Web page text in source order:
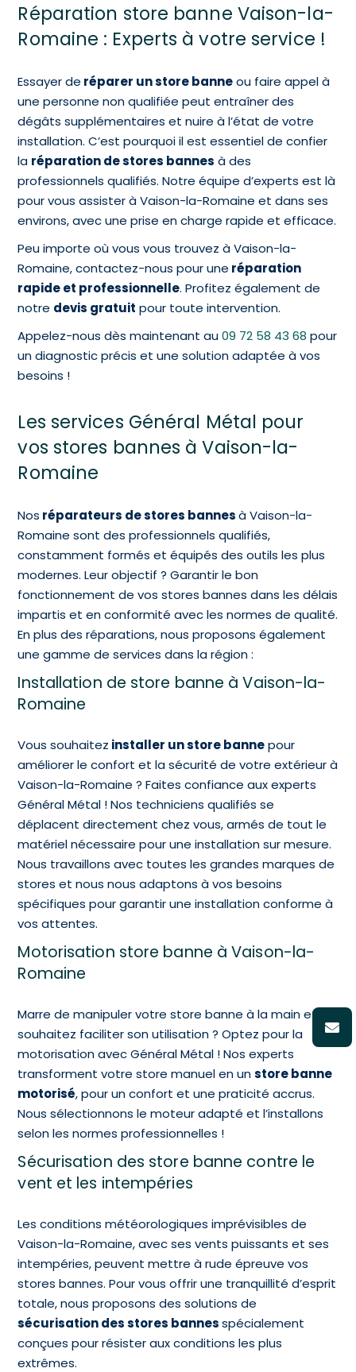
Réparation store banne Vaison-la-
Romaine : Experts à votre service !
Essayer de réparer un store banneou faire appel à
une personne non qualifiée peut entraîner des
dégâts supplémentaires et nuire à l’état de votre
installation. C’est pourquoi il est essentiel de confier
la réparation de stores bannes à des
professionnels qualifiés. Notre équipe d’experts est là
pour vous assister à Vaison-la-Romaine et dans ses
environs, avec une prise en charge rapide et efficace.
Peu importe où vous vous trouvez à Vaison-la-
Romaine, contactez-nous pour une réparation
rapide et professionnelle. Profitez également de
notre devis gratuit pour toute intervention.
Appelez-nous dès maintenant au09 72 58 43 68 pour
un diagnostic précis et une solution adaptée à vos
besoins !
Les services Général Métal pour
vos stores bannes à Vaison-la-
Romaine
Nos réparateurs de stores bannesà Vaison-la-
Romaine sont des professionnels qualifiés,
constamment formés et équipés des outils les plus
modernes. Leur objectif ? Garantir le bon
fonctionnement de vos stores bannes dans les délais
impartis et en conformité avec les normes de qualité.
En plus des réparations, nous proposons également
une gamme de services dans la région :
Installation de store banne à Vaison-la-
Romaine
Vous souhaitez installer un store bannepour
améliorer le confort et la sécurité de votre extérieur à
Vaison-la-Romaine ? Faites confiance aux experts
Général Métal ! Nos techniciens qualifiés se
déplacent directement chez vous, armés de tout le
matériel nécessaire pour une installation sur mesure.
Nous travaillons avec toutes les grandes marques de
stores et nous nous adaptons à vos besoins
spécifiques pour garantir une installation conforme à
vos attentes.
Motorisation store banne à Vaison-la-
Romaine
Marre de manipuler votre store banne à la main et
souhaitez faciliter son utilisation ? Optez pour la
motorisation avec Général Métal ! Nos experts
transforment votre store manuel en unstore banne
motorisé, pour un confort et une praticité accrus.
Nous sélectionnons le moteur adapté et l’installons
selon les normes professionnelles !
Sécurisation des store banne contre le
vent et les intempéries
Les conditions météorologiques imprévisibles de
Vaison-la-Romaine, avec ses vents puissants et ses
intempéries, peuvent mettre à rude épreuve vos
stores bannes. Pour vous offrir une tranquillité d’esprit
totale, nous proposons des solutions de
sécurisation des stores bannesspécialement
conçues pour résister aux conditions les plus
extrêmes.